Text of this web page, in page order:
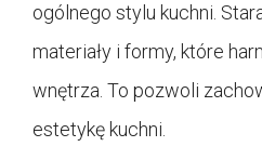
ogólnego stylu kuchni.
materiały i formy, które
wnętrza. To pozwoli
estetykę kuchni.